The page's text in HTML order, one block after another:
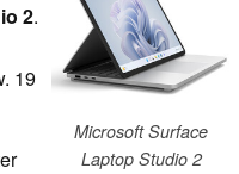
Microsoft Surface
Laptop Studio 2
2.
19